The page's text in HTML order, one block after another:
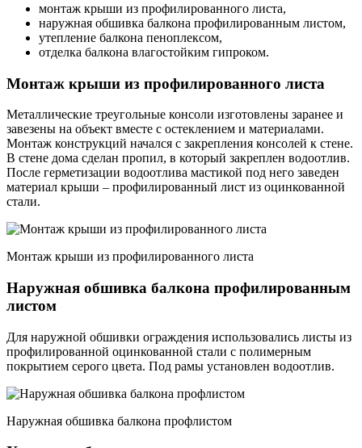
монтаж крыши из профилированного листа,
наружная обшивка балкона профилированным листом,
утепление балкона пеноплексом,
отделка балкона влагостойким гипроком.
Монтаж крыши из профилированного листа
Металлические треугольные консоли изготовлены заранее и
завезены на объект вместе с остеклением и материалами.
Монтаж конструкций начался с закрепления консолей к стене.
В стене дома сделан пропил, в который закреплен водоотлив.
После герметизации водоотлива мастикой под него заведен
материал крыши – профилированный лист из оцинкованной
стали.
Монтаж крыши из профилированного листа
Наружная обшивка балкона профилированным
листом
Для наружной обшивки ограждения использовались листы из
профилированной оцинкованной стали с полимерным
покрытием серого цвета. Под рамы установлен водоотлив.
Наружная обшивка балкона профлистом